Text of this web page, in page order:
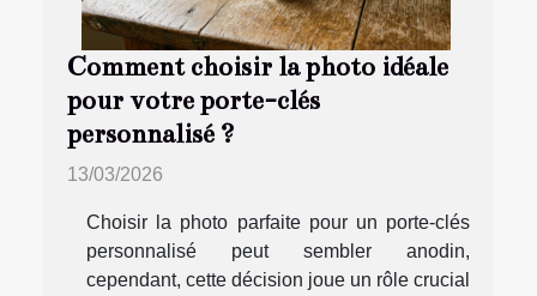
Comment choisir la photo idéale
pour votre porte-clés
personnalisé ?
13/03/2026
Choisir la photo parfaite pour un porte-clés
personnalisé peut sembler anodin,
cependant, cette décision joue un rôle crucial